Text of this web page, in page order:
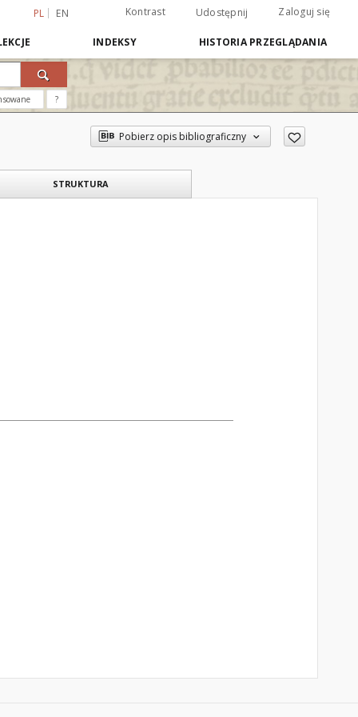
PL EN Kontrast Udostępnij Zaloguj się
INDEKSY HISTORIA PRZEGLĄDANIA
?
Pobierz opis bibliograficzny
STRUKTURA